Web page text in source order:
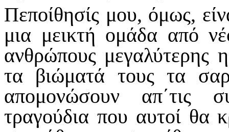
Πεποίθησίς μου, όμως,
μια μεικτή ομάδα από
ανθρώπους μεγαλύτερης
τα βιώματά τους τα
απομονώσουν απ΄τις
τραγούδια που αυτοί θα